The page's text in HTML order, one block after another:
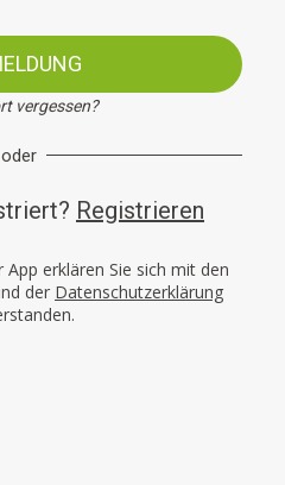
vergessen?
oder
Registrieren
erklären Sie sich mit den
der Datenschutzerklärung